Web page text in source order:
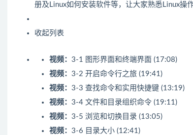
册及Linux如何安装软件等，让大家熟悉Linux操
收起列表
视频： 3-1 图形界面和终端界面 (17:08)
视频： 3-2 开启命令行之旅 (19:41)
视频： 3-3 查找命令和实用快捷键 (13:19)
视频： 3-4 文件和目录组织命令 (19:11)
视频： 3-5 浏览和切换目录 (13:05)
视频： 3-6 目录大小 (12:41)